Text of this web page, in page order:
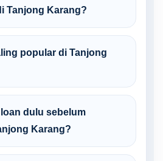
Tanjong Karang?
popular di Tanjong
dulu sebelum
Karang?